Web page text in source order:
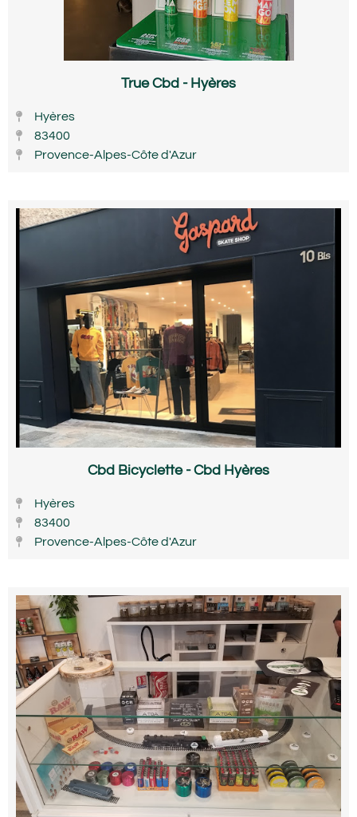
True Cbd - Hyères
Hyères
83400
Provence-Alpes-Côte d'Azur
Cbd Bicyclette - Cbd Hyères
Hyères
83400
Provence-Alpes-Côte d'Azur